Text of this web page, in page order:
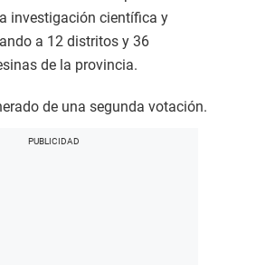
investigación científica y
a 12 distritos y 36
de la provincia.
de una segunda votación.